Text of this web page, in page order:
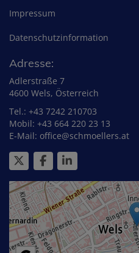
Impressum
Datenschutzinformation
Adresse:
Adlerstraße 7
4600 Wels, Österreich
Tel.: +43 7242 210703
Mobil: +43 664 220 23 13
E-Mail: office@schmoellers.at